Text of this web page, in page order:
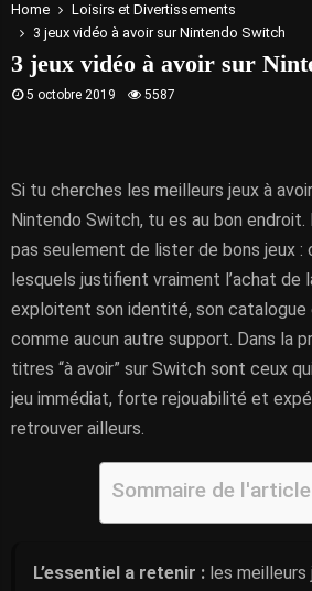
Home
Loisirs et Divertissements
3 jeux vidéo à avoir sur Nintendo Switch
3 jeux vidéo à avoir sur
5 octobre 2019 5587
Si tu cherches les meilleurs jeux à
Nintendo Switch, tu es au bon endroit.
pas seulement de lister de bons jeux :
lesquels justifient vraiment l’achat de
exploitent son identité, son
comme aucun autre support. Dans la
titres “à avoir” sur Switch sont ceux
jeu immédiat, forte rejouabilité et
retrouver ailleurs.
Sommaire de l'article
L’essentiel a retenir : les